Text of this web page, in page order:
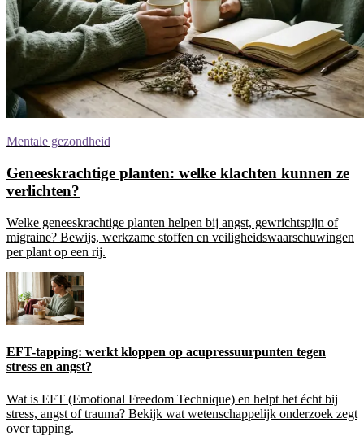
Mentale gezondheid
Geneeskrachtige planten: welke klachten kunnen ze
verlichten?
Welke geneeskrachtige planten helpen bij angst, gewrichtspijn of
migraine? Bewijs, werkzame stoffen en veiligheidswaarschuwingen
per plant op een rij.
EFT-tapping: werkt kloppen op acupressuurpunten tegen
stress en angst?
Wat is EFT (Emotional Freedom Technique) en helpt het écht bij
stress, angst of trauma? Bekijk wat wetenschappelijk onderzoek zegt
over tapping.